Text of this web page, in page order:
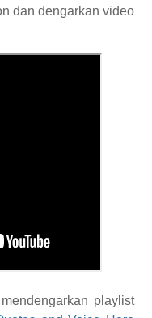
dan dengarkan video
playlist